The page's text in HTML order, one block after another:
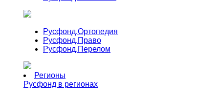
Русфонд.Ортопедия
Русфонд.Право
Русфонд.Перелом
Регионы
Русфонд в регионах